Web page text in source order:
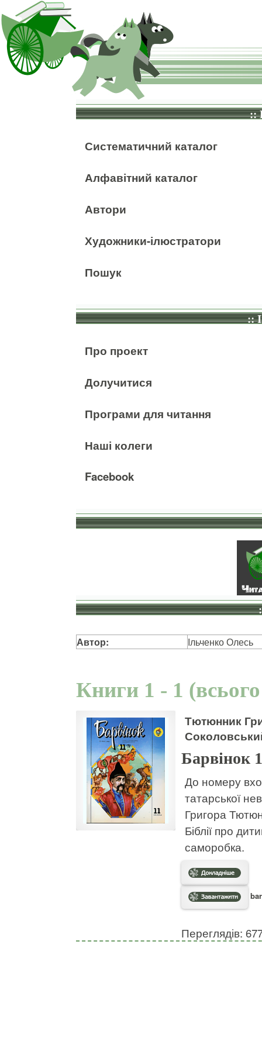
::
Систематичний каталог
Алфавітний каталог
Автори
Художники-ілюстратори
Пошук
::
Про проект
Долучитися
Програми для читання
Наші колеги
Facebook
Автор: Ільченко Олесь
Книги 1 - 1
Тютюнник
Барвінок
До номеру
татарської
Григора
Біблії про
саморобка.
Переглядів: